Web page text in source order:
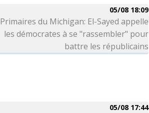
05/08 18:09
Primaires du Michigan: El-Sayed appelle
les démocrates à se "rassembler" pour
battre les républicains
05/08 17:44